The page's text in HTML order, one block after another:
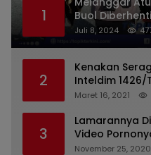
1
Buol
Dari Dinas
Juli 8, 2024
2
Kenakan
Inteldim
Kasatpol PP
Maret 16, 2021
3
Lamarannya
Video
November 25, 2020